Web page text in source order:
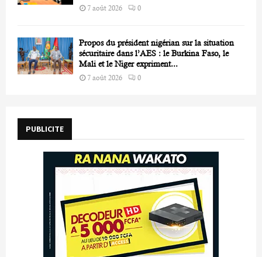
7 août 2026 0
Propos du président nigérian sur la situation
sécuritaire dans l’AES : le Burkina Faso, le
Mali et le Niger expriment...
7 août 2026 0
PUBLICITE